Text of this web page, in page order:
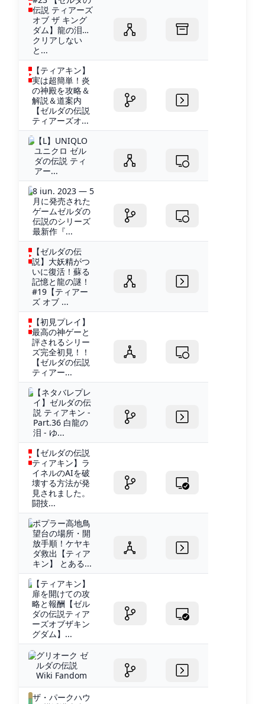
伝説 ティアーズ
オブ ザ キング
ダム】龍の泪…
クリアしない
と...
【ティアキン】
実は超簡単！炎
の神殿を攻略＆
解説＆道案内
【ゼルダの伝説
ティアーズオ...
【L】UNIQLO
ユニクロ ゼル
ダの伝説 ティ
アー...
8 iun. 2023 — 5
月に発売された
ゲームゼルダの
伝説のシリーズ
最新作『...
【ゼルダの伝
説】大妖精がつ
いに復活！蘇る
記憶と龍の謎！
#19【ティアー
ズ オブ ...
【初見プレイ】
最高の神ゲーと
評されるシリー
ズ完全初見！！
【ゼルダの伝説
ティアー...
【ネタバレプレ
イ】ゼルダの伝
説 ティアキン -
Part.36 白龍の
泪 - ゆ...
【ゼルダの伝説
ティアキン】ラ
イネルのAIを破
壊する方法が発
見されました。
闘技...
ポプラー高地鳥
望台の場所・開
放手順！ケヤキ
ダ救出【ティア
キン】 とある...
【ティアキン】
扉を開けての攻
略と報酬【ゼル
ダの伝説ティア
ーズオブザキン
グダム】...
グリオーク ゼ
ルダの伝説
Wiki Fandom
ザ・パークハウ